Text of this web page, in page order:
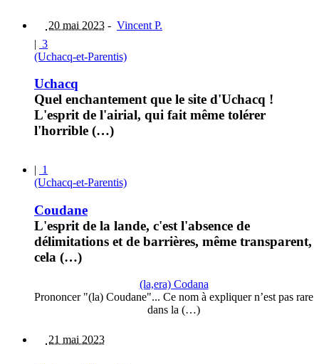
20 mai 2023 - Vincent P.
| 3
(Uchacq-et-Parentis)
Uchacq
Quel enchantement que le site d'Uchacq !
L'esprit de l'airial, qui fait même tolérer
l'horrible (…)
| 1
(Uchacq-et-Parentis)
Coudane
L'esprit de la lande, c'est l'absence de
délimitations et de barrières, même transparent,
cela (…)
(la,era) Codana
Prononcer "(la) Coudane"... Ce nom à expliquer n’est pas rare
dans la (…)
21 mai 2023